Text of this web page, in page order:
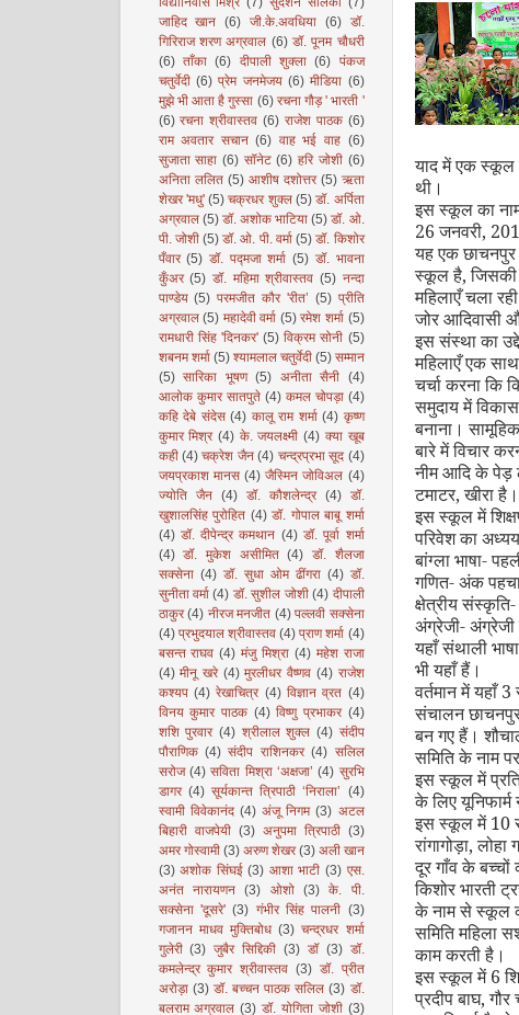
याद में एक स्कूल
थी।
इस स्कूल का नाम
26 जनवरी,
यह एक छाचनपुर
स्कूल है,
महिलाएँ चला
जोर आदिवासी
इस संस्था का
महिलाएँ एक
चर्चा करना कि
समुदाय में
बनाना।
बारे में विचार
नीम आदि के पेड़
टमाटर,खीरा
इस स्कूल में
परिवेश का
बांग्ला भाषा-
गणित- अंक
क्षेत्रीय
अंग्रेजी- अंग्रेजी
यहाँ संथाली
भी यहाँ हैं।
वर्तमान में
संचालन
बन गए हैं।
समिति के नाम
इस स्कूल में
के लिए
इस स्कूल में 10
रांगागोड़ा,लोहा
दूर गाँव के बच्चों
किशोर भारती
के नाम से स्कूल
समिति महिला
काम करती है।
इस स्कूल में 6
प्रदीप बाघ,
जाहिद खान (6) जी.के.अवधिया (6) डॉ.
गिरिराज शरण अग्रवाल (6) डॉ. पूनम चौधरी
(6) ताँका (6) दीपाली शुक्ला (6) पंकज
चतुर्वेदी (6) प्रेम जनमेजय (6) मीडिया (6)
मुझे भी आता है गुस्सा (6) रचना गौड़ ' भारती '
(6) रचना श्रीवास्तव (6) राजेश पाठक (6)
राम अवतार सचान (6) वाह भई वाह (6)
सुजाता साहा (6) सॉनेट (6) हरि जोशी (6)
अनिता ललित (5) आशीष दशोत्तर (5) ऋता
शेखर 'मधु' (5) चक्रधर शुक्ल (5) डॉ. अर्पिता
अग्रवाल (5) डॉ. अशोक भाटिया (5) डॉ. ओ.
पी. जोशी (5) डॉ. ओ. पी. वर्मा (5) डॉ. किशोर
पँवार (5) डॉ. पद्मजा शर्मा (5) डॉ. भावना
कुँअर (5) डॉ. महिमा श्रीवास्तव (5) नन्दा
पाण्डेय (5) परमजीत कौर 'रीत’ (5) प्रीति
अग्रवाल (5) महादेवी वर्मा (5) रमेश शर्मा (5)
रामधारी सिंह 'दिनकर' (5) विक्रम सोनी (5)
शबनम शर्मा (5) श्यामलाल चतुर्वेदी (5) सम्मान
(5) सारिका भूषण (5) अनीता सैनी (4)
आलोक कुमार सातपुते (4) कमल चोपड़ा (4)
कहि देबे संदेस (4) कालू राम शर्मा (4) कृष्ण
कुमार मिश्र (4) के. जयलक्ष्मी (4) क्या खूब
कही (4) चक्रेश जैन (4) चन्द्रप्रभा सूद (4)
जयप्रकाश मानस (4) जैस्मिन जोविअल (4)
ज्योति जैन
(4) डॉ. कौशलेन्द्र (4)
डॉ.
खुशालसिंह पुरोहित (4) डॉ. गोपाल बाबू शर्मा
(4) डॉ. दीपेन्द्र कमथान (4) डॉ. पूर्वा शर्मा
(4) डॉ. मुकेश असीमित (4) डॉ. शैलजा
सक्सेना (4) डॉ. सुधा ओम ढींगरा (4) डॉ.
सुनीता वर्मा (4) डॉ. सुशील जोशी (4) दीपाली
ठाकुर (4) नीरज मनजीत (4) पल्लवी सक्सेना
(4) प्रभुदयाल श्रीवास्तव (4) प्राण शर्मा (4)
बसन्त राघव (4) मंजु मिश्रा (4) महेश राजा
(4) मीनू खरे (4) मुरलीधर वैष्णव (4) राजेश
कश्यप (4) रेखाचित्र (4) विज्ञान व्रत (4)
विनय कुमार पाठक (4) विष्णु प्रभाकर (4)
शशि पुरवार (4) श्रीलाल शुक्ल (4) संदीप
पौराणिक (4) संदीप राशिनकर (4) सलिल
सरोज (4) सविता मिश्रा ‘अक्षजा’ (4) सुरभि
डागर (4) सूर्यकान्त त्रिपाठी ‘निराला’ (4)
स्वामी विवेकानंद (4) अंजू निगम (3) अटल
बिहारी वाजपेयी (3) अनुपमा त्रिपाठी (3)
अमर गोस्वामी (3) अरुण शेखर (3) अली खान
(3) अशोक सिंघई (3) आशा भाटी (3) एस.
अनंत नारायणन (3) ओशो (3) के. पी.
सक्सेना 'दूसरे' (3) गंभीर सिंह पालनी (3)
गजानन माधव मुक्तिबोध (3) चन्द्रधर शर्मा
गुलेरी (3) जुबैर सिद्दिकी (3) डॉ (3) डॉ.
कमलेन्द्र कुमार श्रीवास्तव (3) डॉ. प्रीत
अरोड़ा (3) डॉ. बच्चन पाठक सलिल (3) डॉ.
बलराम अग्रवाल (3) डॉ. योगिता जोशी (3)